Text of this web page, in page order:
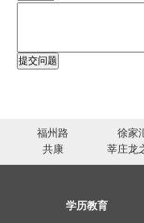
福州路
徐家
共康 莘庄龙
学历教育